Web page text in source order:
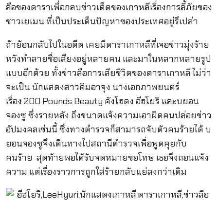
ลือของดาราเพื่อกลบข่าวเด็ดของเกาหลีเรื่องการลี้ภัยของ
ชาวเยเมน ที่เป็นประเด็นปัญหาของประเทศอยู่รึเปล่า
ถ้าย้อนกลับไปในอดีต เคยมีดาราเกาหลีที่เจอข่าวมุ่งร้าย
หวังทำลายชื่อเสียงอยู่หลายคน และมาในหลากหลายรูป
แบบอีกด้วย ทั้งข่าวลือการเสียชีวิตของดาราเกาหลี ไม่ว่า
จะเป็น นักแสดงสาวคิมอาจุง นางเอกภาพยนตร์
เรื่อง 200 Pounds Beauty คังโฮดง อีฮโยริ และบยอน
จองซู ซึ่งรายหลัง ถึงขนาดแจ้งความเอาผิดคนปล่อยข่าว
อัปมงคลเช่นนี้ ซึ่งทางตำรวจก็สามารถจับตัวคนร้ายได้ บ
ยอนจองซูจึงเดินทางไปสถานีตำรวจเพื่อพูดคุยกับ
คนร้าย สุดท้ายพอได้รับจดหมายขอโทษ เธอจึงถอนแจ้ง
ความ แต่เรื่องราวการถูกใส่ร้ายกลับแย่ลงกว่าเดิม